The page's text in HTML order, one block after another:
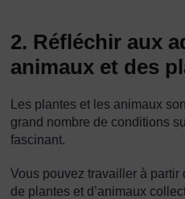
2. Réfléchir aux
animaux et des
Les plantes et les animaux
grand nombre de conditions
fascinant.
Vous pouvez travailler à partir
de plantes et d’animaux